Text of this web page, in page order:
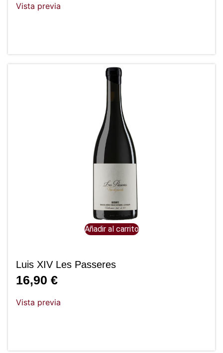
Vista previa
Añadir al carrito
Luis XIV Les Passeres
16,90 €
Vista previa